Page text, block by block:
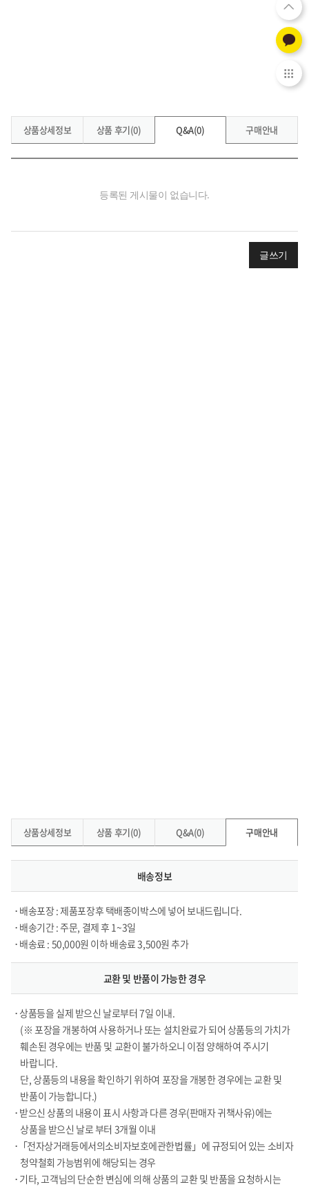
상품상세정보 상품 후기(0) Q&A(0) 구매안내
상품상세정보 상품 후기(0) Q&A(0) 구매안내
배송정보
• 배송포장 : 제품포장후 택배종이박스에 넣어 보내드립니다.
• 배송기간 : 주문, 결제 후 1~3일
• 배송료 : 50,000원 이하 배송료 3,500원 추가
교환 및 반품이 가능한 경우
• 상품등을 실제 받으신 날로부터 7일 이내.
(※ 포장을 개봉하여 사용하거나 또는 설치완료가 되어 상품등의 가치가
훼손된 경우에는 반품 및 교환이 불가하오니 이점 양해하여 주시기
바랍니다.
단, 상품등의 내용을 확인하기 위하여 포장을 개봉한 경우에는 교환 및
반품이 가능합니다.)
• 받으신 상품의 내용이 표시 사항과 다른 경우(판매자 귀책사유)에는
상품을 받으신 날로 부터 3개월 이내
•「전자상거래등에서의소비자보호에관한법률」에 규정되어 있는 소비자
청약철회 가능범위에 해당되는 경우
• 기타, 고객님의 단순한 변심에 의해 상품의 교환 및 반품을 요청하시는